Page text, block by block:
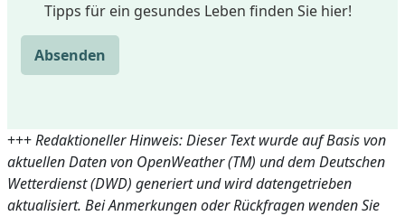
Tipps für ein gesundes Leben finden Sie hier!
Absenden
+++Redaktioneller Hinweis: Dieser Text wurde auf Basis von
aktuellen Daten von OpenWeather (TM) und dem Deutschen
Wetterdienst (DWD) generiert und wird datengetrieben
aktualisiert. Bei Anmerkungen oder Rückfragen wenden Sie